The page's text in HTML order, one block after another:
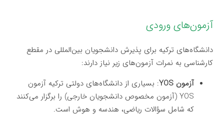
آزمون‌های ورودی
دانشگاه‌های ترکیه برای پذیرش دانشجویان بین‌المللی در مقطع
کارشناسی به نمرات آزمون‌های زیر نیاز دارند:
آزمون YOS
: بسیاری از دانشگاه‌های دولتی ترکیه آزمون
YOS (آزمون مخصوص دانشجویان خارجی) را برگزار می‌کنند
که شامل سؤالات ریاضی، هندسه و هوش است.